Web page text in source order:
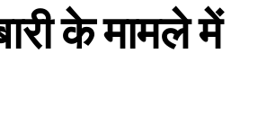
के मामले में